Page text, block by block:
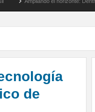
de